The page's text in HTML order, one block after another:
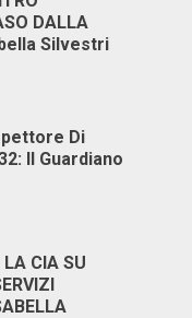
DALLA
Silvestri
Di
Il Guardiano
LA CIA SU